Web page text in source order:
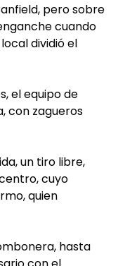
pero sobre
cuando
dividió el
el equipo de
con zagueros
un tiro libre,
cuyo
quien
hasta